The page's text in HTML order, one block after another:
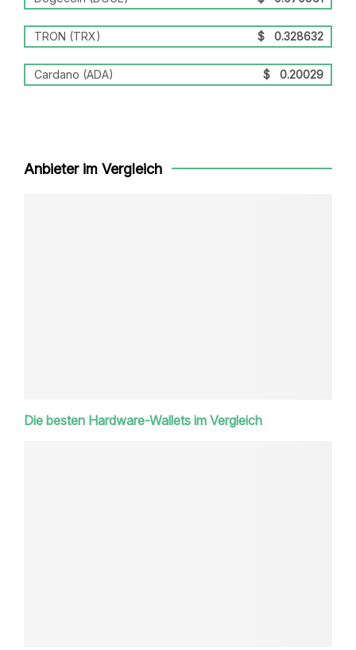
TRON (TRX) $ 0.328632
Cardano (ADA) $ 0.20029
Anbieter im Vergleich
Die besten Hardware-Wallets im Vergleich